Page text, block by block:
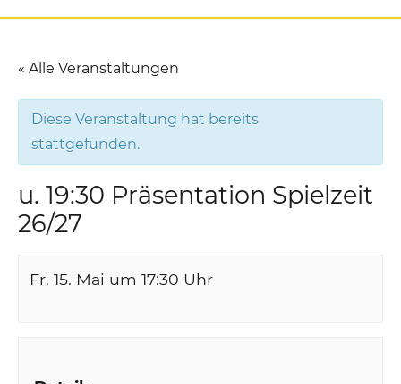
« Alle Veranstaltungen
Diese Veranstaltung hat bereits
stattgefunden.
u. 19:30 Präsentation Spielzeit
26/27
Fr. 15. Mai um 17:30 Uhr